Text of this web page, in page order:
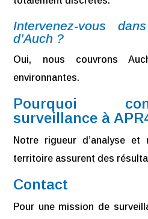
Intervenez-vous
d’Auch ?
Oui, nous couvrons
environnantes.
Pourquoi
surveillance à
Notre rigueur d’analyse et
territoire assurent des
Contact
Pour une mission de